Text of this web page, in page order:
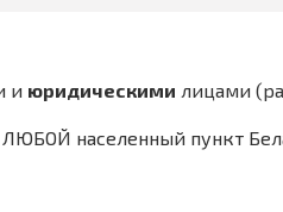
и юридическими лицами
ЛЮБОЙ населенный пункт